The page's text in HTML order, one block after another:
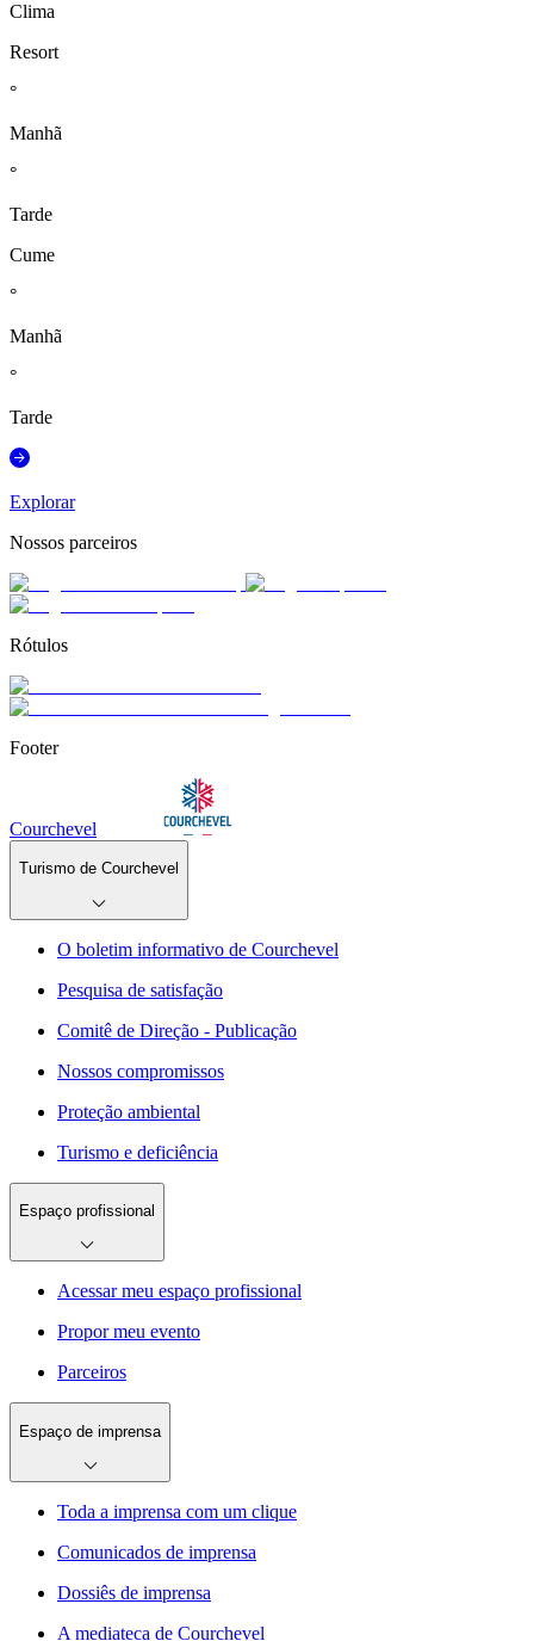
Clima
Resort
°
Manhã
°
Tarde
Cume
°
Manhã
°
Tarde
Explorar
Nossos parceiros
Rótulos
Footer
Courchevel
Turismo de Courchevel
O boletim informativo de Courchevel
Pesquisa de satisfação
Comitê de Direção - Publicação
Nossos compromissos
Proteção ambiental
Turismo e deficiência
Espaço profissional
Acessar meu espaço profissional
Propor meu evento
Parceiros
Espaço de imprensa
Toda a imprensa com um clique
Comunicados de imprensa
Dossiês de imprensa
A mediateca de Courchevel